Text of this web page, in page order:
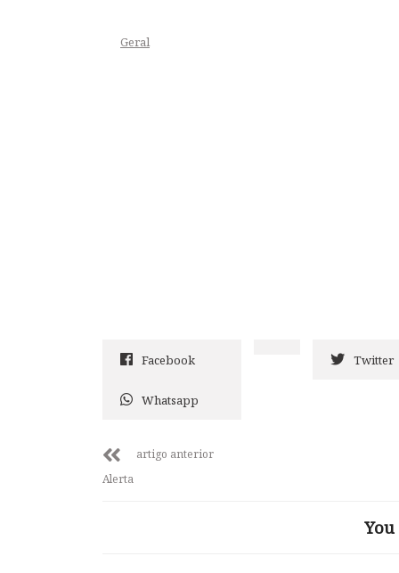
Geral
Facebook Twitter
Whatsapp
artigo anterior
Alerta